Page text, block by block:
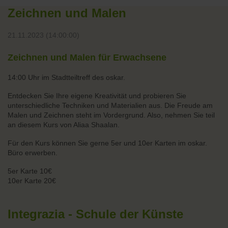
Zeichnen und Malen
21.11.2023 (14:00:00)
Zeichnen und Malen für Erwachsene
14:00 Uhr im Stadtteiltreff des oskar.
Entdecken Sie Ihre eigene Kreativität und probieren Sie
unterschiedliche Techniken und Materialien aus. Die Freude am
Malen und Zeichnen steht im Vordergrund. Also, nehmen Sie teil
an diesem Kurs von Aliaa Shaalan.
Für den Kurs können Sie gerne 5er und 10er Karten im oskar.
Büro erwerben.
5er Karte 10€
10er Karte 20€
Integrazia - Schule der Künste